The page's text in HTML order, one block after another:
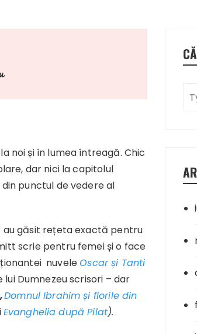
noi și în lumea întreagă. Chic
dar nici la capitolul
punctul de vedere al
au găsit rețeta exactă pentru
scrie pentru femei și o face
nuveleOscar și Tanti
Dumnezeu scrisori – dar
,Domnul Ibrahim și florile din
Evanghelia după Pilat).